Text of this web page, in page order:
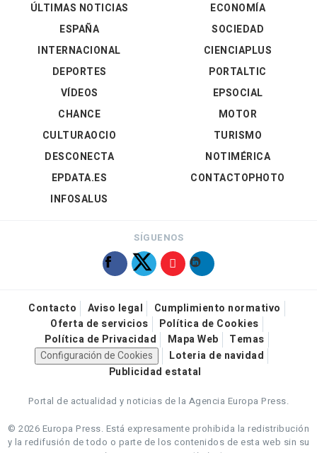
ÚLTIMAS NOTICIAS
ESPAÑA
INTERNACIONAL
DEPORTES
VÍDEOS
ECONOMÍA
SOCIEDAD
CIENCIAPLUS
PORTALTIC
EPSOCIAL
CHANCE
CULTURAOCIO
DESCONECTA
EPDATA.ES
INFOSALUS
MOTOR
TURISMO
NOTIMÉRICA
CONTACTOPHOTO
SÍGUENOS
Contacto Aviso legal
Cumplimiento normativo
Oferta de servicios
Política de Cookies
Política de Privacidad
Mapa Web
Temas
Configuración de Cookies
Loteria de navidad
Publicidad estatal
Portal de actualidad y noticias de la Agencia Europa Press.
© 2026 Europa Press. Está expresamente prohibida la redistribución
y la redifusión de todo o parte de los contenidos de esta web sin su